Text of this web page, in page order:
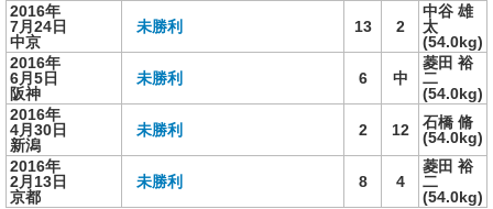
2016年
7月24日
中京
未勝利 13 2
中谷 雄
太
(54.0kg)
2016年
6月5日
阪神
未勝利 6 中
菱田 裕
二
(54.0kg)
2016年
4月30日
新潟
未勝利 2 12
石橋 脩
(54.0kg)
2016年
2月13日
京都
未勝利 8 4
菱田 裕
二
(54.0kg)